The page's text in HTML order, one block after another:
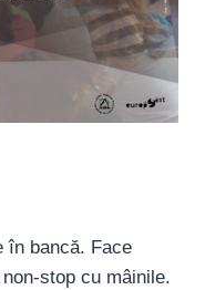
în bancă. Face
stop cu mâinile.